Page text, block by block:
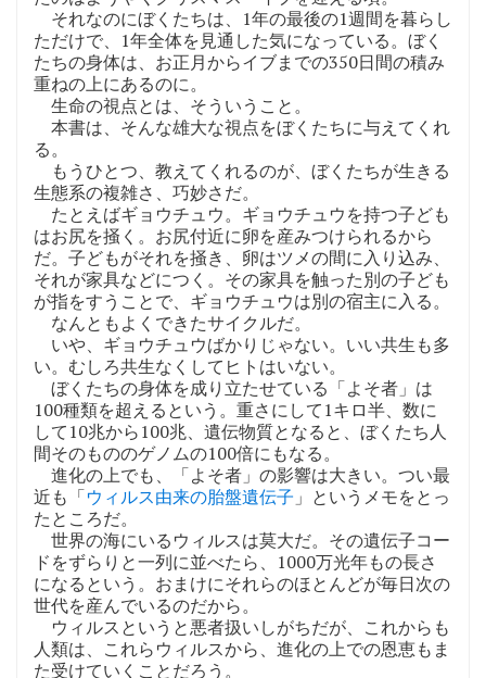
それなのにぼくたちは、1年の最後の1週間を暮らし
ただけで、1年全体を見通した気になっている。ぼく
たちの身体は、お正月からイブまでの350日間の積み
重ねの上にあるのに。
生命の視点とは、そういうこと。
本書は、そんな雄大な視点をぼくたちに与えてくれ
る。
もうひとつ、教えてくれるのが、ぼくたちが生きる
生態系の複雑さ、巧妙さだ。
たとえばギョウチュウ。ギョウチュウを持つ子ども
はお尻を掻く。お尻付近に卵を産みつけられるから
だ。子どもがそれを掻き、卵はツメの間に入り込み、
それが家具などにつく。その家具を触った別の子ども
が指をすうことで、ギョウチュウは別の宿主に入る。
なんともよくできたサイクルだ。
いや、ギョウチュウばかりじゃない。いい共生も多
い。むしろ共生なくしてヒトはいない。
ぼくたちの身体を成り立たせている「よそ者」は
100種類を超えるという。重さにして1キロ半、数に
して10兆から100兆、遺伝物質となると、ぼくたち人
間そのもののゲノムの100倍にもなる。
進化の上でも、「よそ者」の影響は大きい。つい最
近も「ウィルス由来の胎盤遺伝子 」というメモをとっ
たところだ。
世界の海にいるウィルスは莫大だ。その遺伝子コー
ドをずらりと一列に並べたら、1000万光年もの長さ
になるという。おまけにそれらのほとんどが毎日次の
世代を産んでいるのだから。
ウィルスというと悪者扱いしがちだが、これからも
人類は、これらウィルスから、進化の上での恩恵もま
た受けていくことだろう。